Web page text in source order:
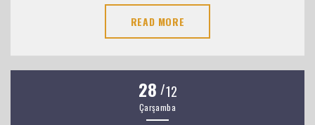
READ MORE
28 /12
Çarşamba